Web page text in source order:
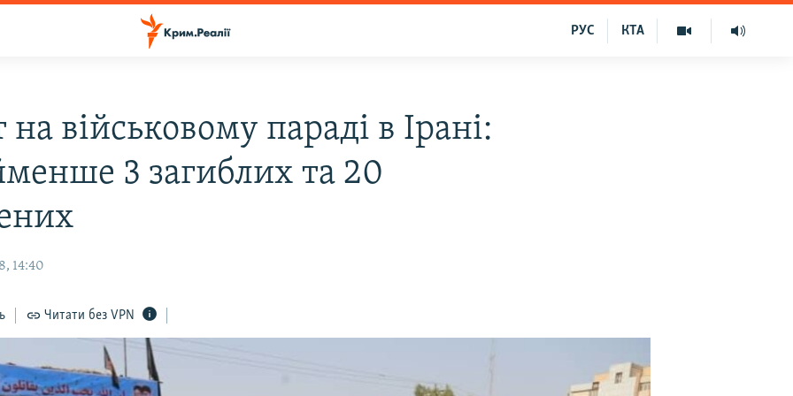
КТА
РУС
на військовому параді в Ірані:
3 загиблих та 20
14:40
Читати без VPN